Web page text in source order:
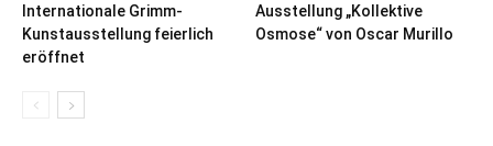
Internationale Grimm-
Kunstausstellung feierlich
eröffnet
Ausstellung „Kollektive
Osmose“ von Oscar Murillo